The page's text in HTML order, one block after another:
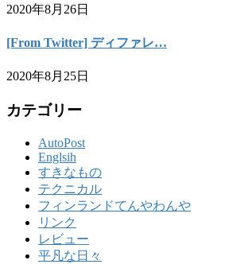
2020年8月26日
[From Twitter] ディファレ…
2020年8月25日
カテゴリー
AutoPost
Englsih
すきなもの
テクニカル
フィンランドてんやわんや
リンク
レビュー
平凡な日々